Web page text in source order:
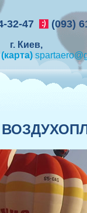
32-47 (093)
г. Киев,
(карта)